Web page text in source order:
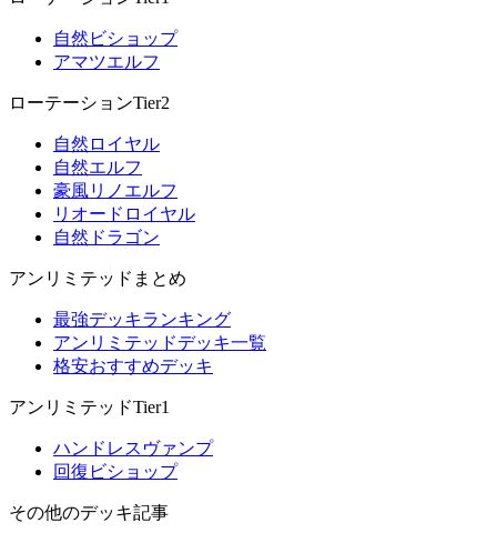
自然ビショップ
アマツエルフ
ローテーションTier2
自然ロイヤル
自然エルフ
豪風リノエルフ
リオードロイヤル
自然ドラゴン
アンリミテッドまとめ
最強デッキランキング
アンリミテッドデッキ一覧
格安おすすめデッキ
アンリミテッドTier1
ハンドレスヴァンプ
回復ビショップ
その他のデッキ記事